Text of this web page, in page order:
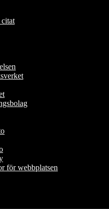
för webbplatsen